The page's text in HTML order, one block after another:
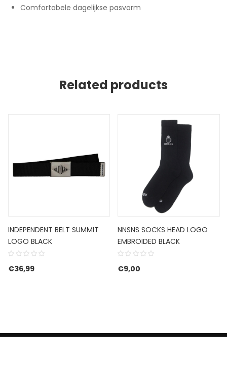
Comfortabele dagelijkse pasvorm
Related products
INDEPENDENT BELT SUMMIT
LOGO BLACK
€36,99
NNSNS SOCKS HEAD LOGO
EMBROIDED BLACK
€9,00